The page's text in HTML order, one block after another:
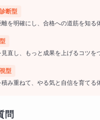
断型
を明確にし、合格への道筋を知る
直し、もっと成果を上げるコツを
型
み重ねて、やる気と自信を育てる
問